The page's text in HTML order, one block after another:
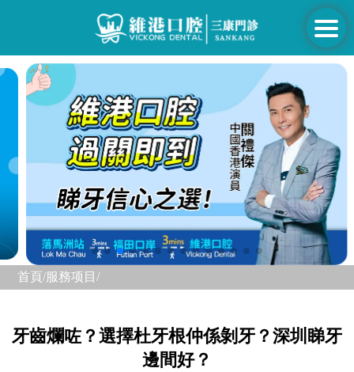
首頁/服務项目/
牙齒爛咗？選擇杜牙根仲係剝牙？深圳睇牙
邊間好？